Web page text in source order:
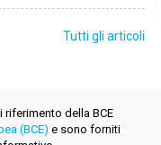
Tutti gli articoli
della BCE
(BCE) e sono forniti